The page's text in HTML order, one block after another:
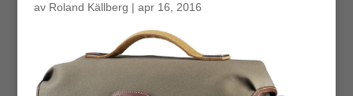
av Roland Källberg | apr 16, 2016